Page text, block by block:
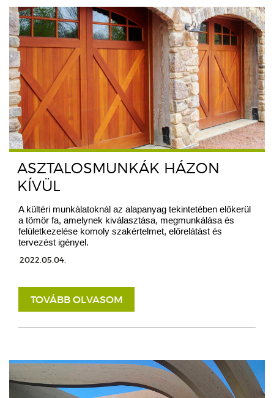
ASZTALOSMUNKÁK HÁZON
KÍVÜL
A kültéri munkálatoknál az alapanyag tekintetében előkerül
a tömör fa, amelynek kiválasztása, megmunkálása és
felületkezelése komoly szakértelmet, előrelátást és
tervezést igényel.
2022.05.04.
TOVÁBB OLVASOM